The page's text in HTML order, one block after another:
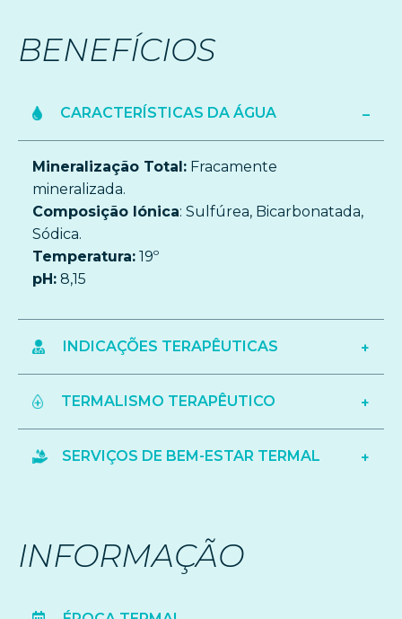
BENEFÍCIOS
CARACTERÍSTICAS DA ÁGUA
Mineralização Total: Fracamente
mineralizada.
Composição Iónica: Sulfúrea, Bicarbonatada,
Sódica.
Temperatura: 19º
pH: 8,15
INDICAÇÕES TERAPÊUTICAS
TERMALISMO TERAPÊUTICO
SERVIÇOS DE BEM-ESTAR TERMAL
INFORMAÇÃO